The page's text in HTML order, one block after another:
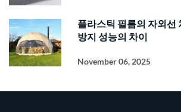
플라스틱 필름의 자외선
방지 성능의 차이
November 06, 2025